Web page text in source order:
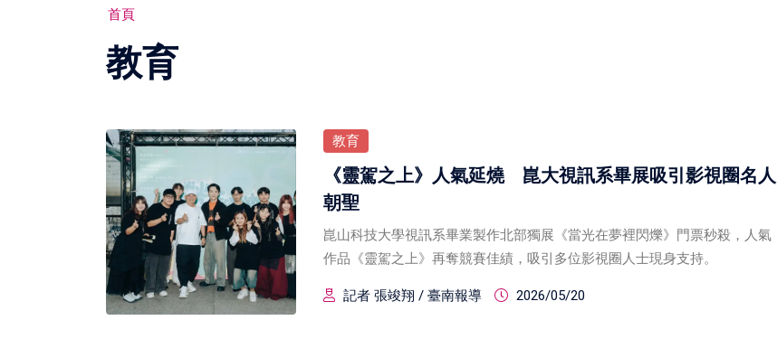
首頁
教育
教育
《靈駕之上》人氣延燒 崑大視訊系畢展吸引影視圈名人
朝聖
崑山科技大學視訊系畢業製作北部獨展《當光在夢裡閃爍》門票秒殺，人氣
作品《靈駕之上》再奪競賽佳績，吸引多位影視圈人士現身支持。
記者 張竣翔 / 臺南報導 2026/05/20